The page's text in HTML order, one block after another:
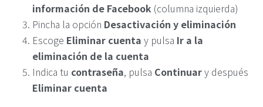
información de Facebook (columna izquierda)
Pincha la opción Desactivación y eliminación
Escoge Eliminar cuenta y pulsa Ir a la
eliminación de la cuenta
Indica tu contraseña, pulsa Continuary después
Eliminar cuenta